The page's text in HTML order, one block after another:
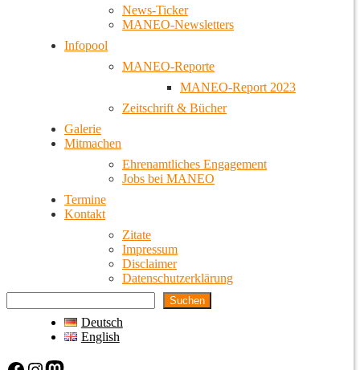
News-Ticker
MANEO-Newsletters
Infopool
MANEO-Reporte
MANEO-Report 2023
Zeitschrift & Bücher
Galerie
Mitmachen
Ehrenamtliches Engagement
Jobs bei MANEO
Termine
Kontakt
Zitate
Impressum
Disclaimer
Datenschutzerklärung
Suchen
Deutsch
English